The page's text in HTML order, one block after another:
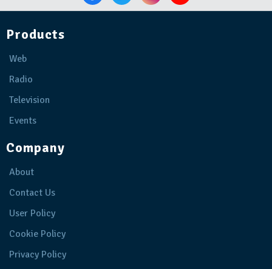
Products
Web
Radio
Television
Events
Company
About
Contact Us
User Policy
Cookie Policy
Privacy Policy